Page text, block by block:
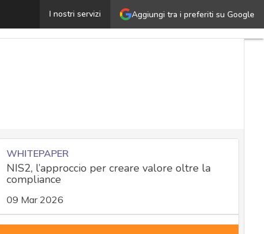
Aggiungi tra i preferiti su Google
I nostri servizi
Google Workspace: ecco le nuove misure per la
WHITEPAPER
NIS2, l’approccio per creare valore oltre la
compliance
09 Mar 2026